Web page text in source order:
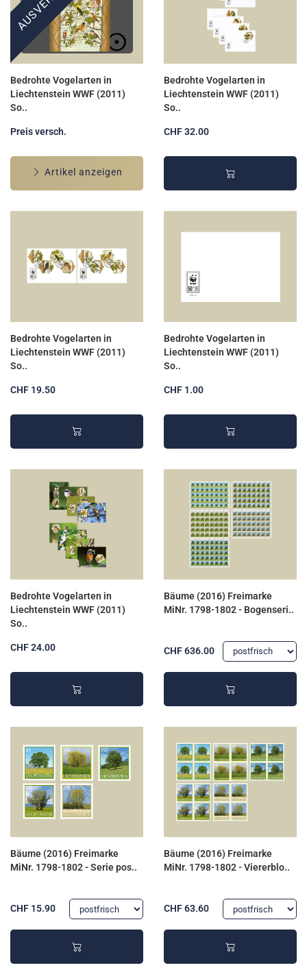
Bedrohte Vogelarten in
Liechtenstein WWF (2011)
So..
Preis versch.
Artikel anzeigen
Bedrohte Vogelarten in
Liechtenstein WWF (2011)
So..
CHF 32.00
Bedrohte Vogelarten in
Liechtenstein WWF (2011)
So..
CHF 19.50
Bedrohte Vogelarten in
Liechtenstein WWF (2011)
So..
CHF 1.00
Bedrohte Vogelarten in
Liechtenstein WWF (2011)
So..
CHF 24.00
Bäume (2016) Freimarke
MiNr. 1798-1802 - Bogenseri..
CHF 636.00
Bäume (2016) Freimarke
MiNr. 1798-1802 - Serie pos..
CHF 15.90
Bäume (2016) Freimarke
MiNr. 1798-1802 - Viererblo..
CHF 63.60